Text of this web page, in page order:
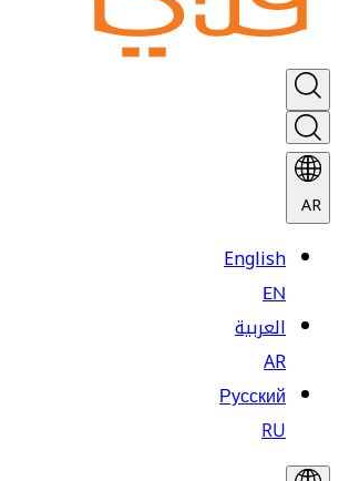
AR
English
EN
العربية
AR
Русский
RU